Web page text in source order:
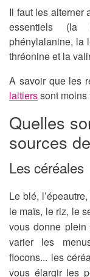
Il faut les alterner
essentiels (la
phénylalanine, la
thréonine et la
A savoir que les
laitierssont
Quelles
sources
Les céréales
Le blé,
le maïs, le riz, le
vous donne
varier les
flocons... les
vous élargir les